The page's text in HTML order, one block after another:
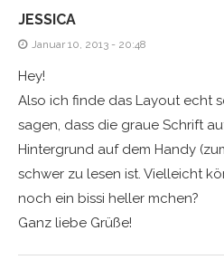
JESSICA
Januar 10, 2013 - 20:48
Hey!
Also ich finde das Layout echt
sagen, dass die graue Schrift
Hintergrund auf dem Handy
schwer zu lesen ist. Vielleicht
noch ein bissi heller mchen?
Ganz liebe Grüße!